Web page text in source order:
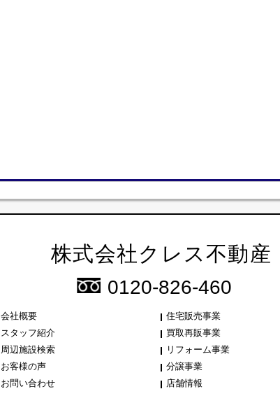
株式会社クレス不動産
0120-826-460
会社概要
スタッフ紹介
周辺施設検索
お客様の声
お問い合わせ
住宅販売事業
買取再販事業
リフォーム事業
分譲事業
店舗情報